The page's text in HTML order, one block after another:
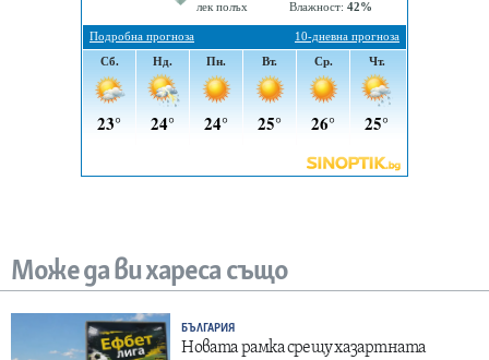
Може да ви хареса също
БЪЛГАРИЯ
Новата рамка срещу хазартната